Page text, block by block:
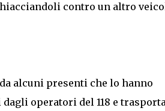
contro un altro
alcuni presenti che lo hanno
operatori del 118 e